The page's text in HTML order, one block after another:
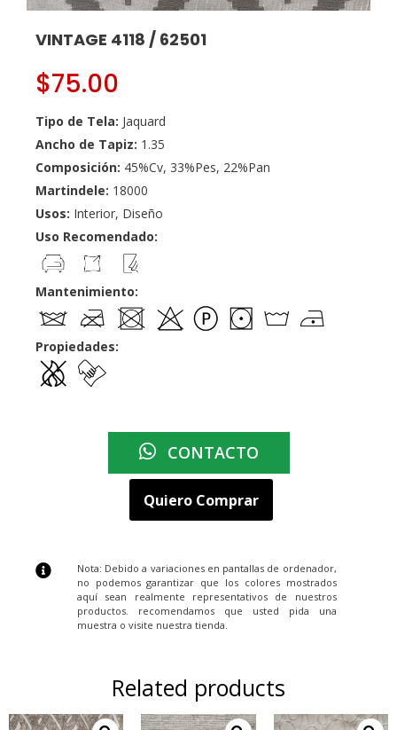
VINTAGE 4118 / 62501
$75.00
Tipo de Tela: Jaquard
Ancho de Tapiz: 1.35
Composición: 45%Cv, 33%Pes, 22%Pan
Martindele: 18000
Usos: Interior, Diseño
Uso Recomendado:
Mantenimiento:
Propiedades:
CONTACTO
Quiero Comprar
Nota: Debido a variaciones en pantallas de ordenador,
no podemos garantizar que los colores mostrados
aquí sean realmente representativos de nuestros
productos. recomendamos que usted pida una
muestra o visite nuestra tienda.
Related products